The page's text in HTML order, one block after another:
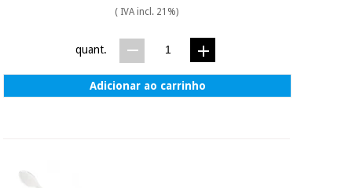
( IVA incl. 21%)
quant.
Adicionar ao carrinho